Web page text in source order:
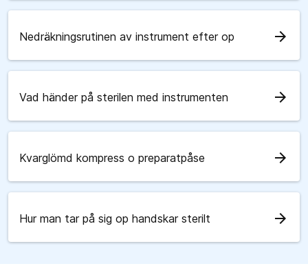
Nedräkningsrutinen av instrument efter op arrow_forward
Vad händer på sterilen med instrumenten arrow_forward
Kvarglömd kompress o preparatpåse arrow_forward
Hur man tar på sig op handskar sterilt arrow_forward